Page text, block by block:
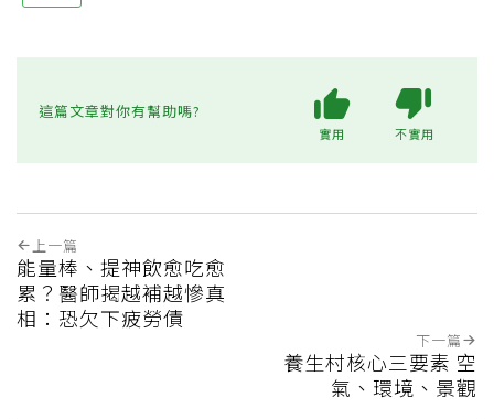
這篇文章對你有幫助嗎?
實用 不實用
上一篇
能量棒、提神飲愈吃愈
累？醫師揭越補越慘真
相：恐欠下疲勞債
下一篇
養生村核心三要素 空
氣、環境、景觀